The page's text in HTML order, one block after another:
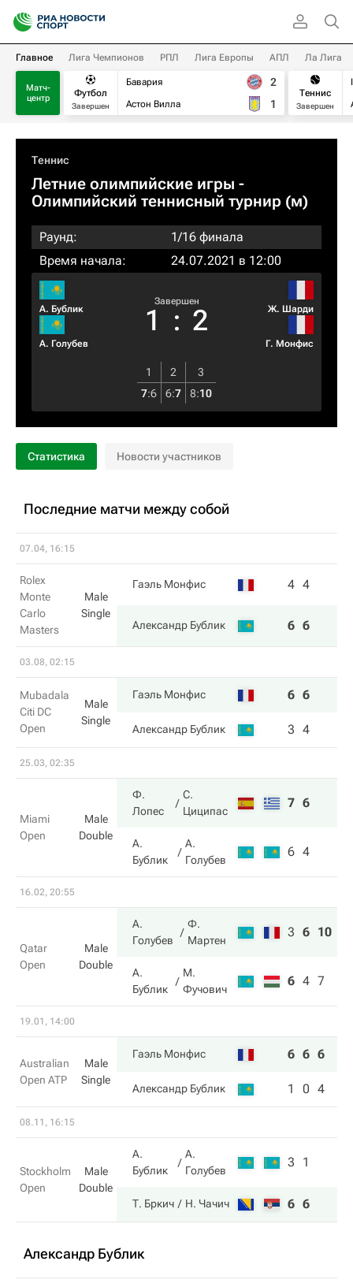
Главное Лига Чемпионов РПЛ Лига Европы АПЛ Ла Лига
Матч-
центр
Футбол
Завершен
Бавария
Астон Вилла
2
1
Теннис
Завершен
Теннис
Летние олимпийские игры -
Олимпийский теннисный турнир (м)
Раунд:
1/16 финала
Время начала:
24.07.2021 в 12:00
А. Бублик
А. Голубев
Завершен
1 : 2 Ж. Шарди
Г. Монфис
1 2
3
7:6 6:7 8:10
Статистика Новости участников
Последние матчи между собой
07.04, 16:15
Rolex
Monte
Carlo
Masters
Male
Single
Гаэль Монфис 4 4
Александр Бублик 6 6
03.08, 02:15
Mubadala
Citi DC
Open
Male
Single
Гаэль Монфис 6 6
Александр Бублик 3 4
25.03, 02:35
Miami
Open
Male
Double
Ф.
Лопес
С.
Циципас
7 6
А.
Бублик
А.
Голубев
6 4
16.02, 20:55
Qatar
Open
Male
Double
А.
Голубев
Ф.
Мартен
3 6 10
А.
Бублик
М.
Фучович
6 4 7
19.01, 14:00
Australian
Open ATP
Male
Single
Гаэль Монфис 6 6 6
Александр Бублик 1 0 4
08.11, 16:15
Stockholm
Open
Male
Double
А.
Бублик
А.
Голубев
3 1
Т. Бркич Н. Чачич 6 6
Александр Бублик